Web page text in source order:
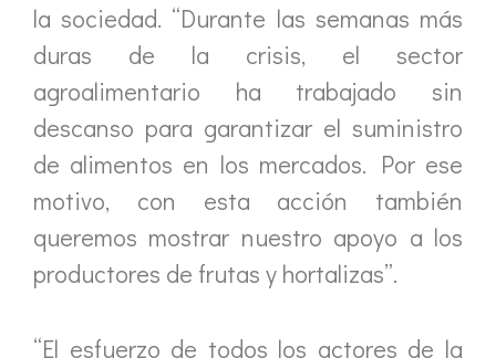
la sociedad. “Durante las semanas más
duras de la crisis, el sector
agroalimentario ha trabajado sin
descanso para garantizar el suministro
de alimentos en los mercados. Por ese
motivo, con esta acción también
queremos mostrar nuestro apoyo a los
productores de frutas y hortalizas”.
“El esfuerzo de todos los actores de la